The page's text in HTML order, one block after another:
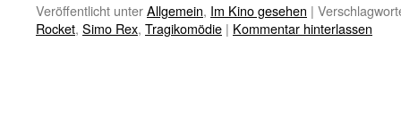
Veröffentlicht unterAllgemein, Im Kino gesehen |
Rocket, Simo Rex, Tragikomödie | Kommentar hinterlassen